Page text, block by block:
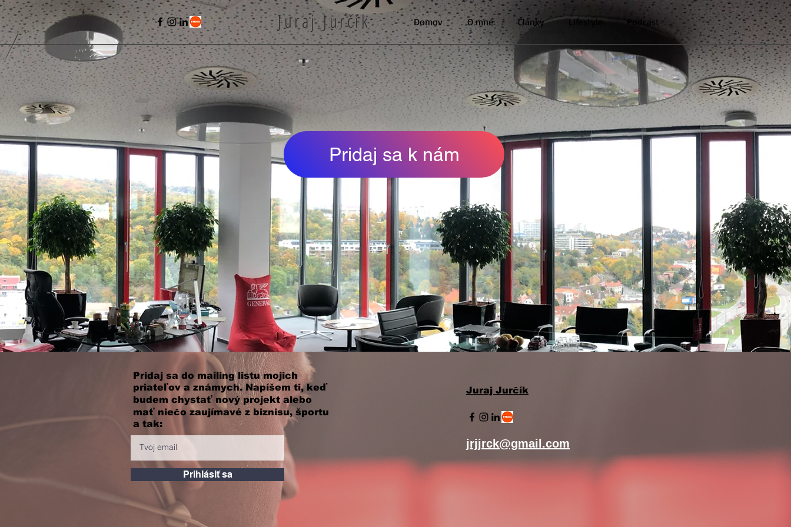
Juraj Jurčík Domov O mne Články Lifestyle Podcast
Pridaj sa k nám
Pridaj sa do mailing listu mojich
priateľov a známych. Napíšem ti, keď
budem chystať nový projekt alebo
mať niečo zaujímavé z biznisu, športu
a tak:
Prihlásiť sa
Juraj Jurčík
jrjjrck@gmail.com